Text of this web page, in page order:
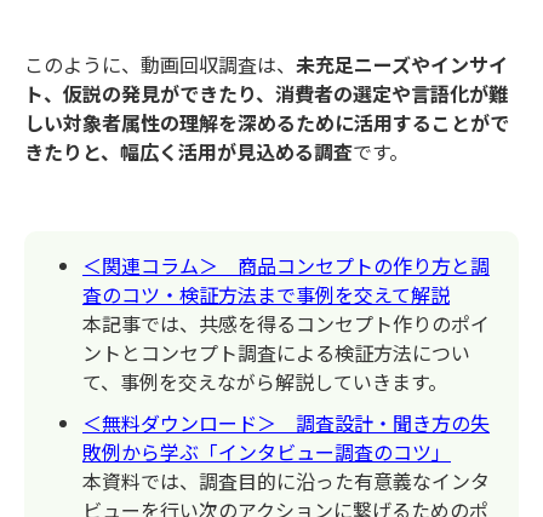
このように、動画回収調査は、 未充足ニーズやインサイ
ト、仮説の発見ができたり、消費者の選定や言語化が難
しい対象者属性の理解を深めるために活用することがで
きたりと、幅広く活用が見込める調査です。
＜関連コラム＞ 商品コンセプトの作り方と調
査のコツ・検証方法まで事例を交えて解説
本記事では、共感を得るコンセプト作りのポイ
ントとコンセプト調査による検証方法につい
て、事例を交えながら解説していきます。
＜無料ダウンロード＞ 調査設計・聞き方の失
敗例から学ぶ「インタビュー調査のコツ」
本資料では、調査目的に沿った有意義なインタ
ビューを行い次のアクションに繋げるためのポ